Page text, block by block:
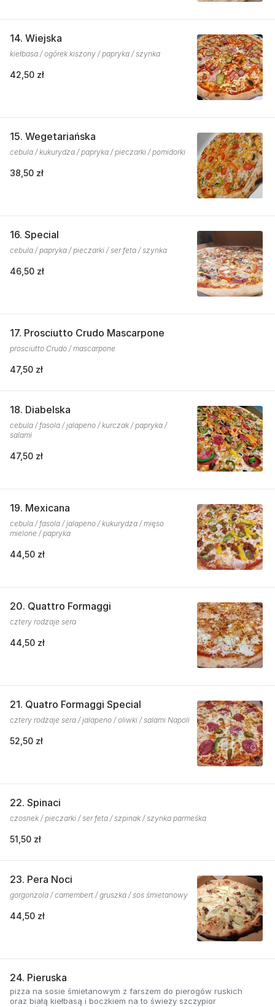
14. Wiejska
kiełbasa / ogórek kiszony / papryka / szynka
42,50 zł
15. Wegetariańska
cebula / kukurydza / papryka / pieczarki / pomidorki
38,50 zł
16. Special
cebula / papryka / pieczarki / ser feta / szynka
46,50 zł
17. Prosciutto Crudo Mascarpone
prosciutto Crudo / mascarpone
47,50 zł
18. Diabelska
cebula / fasola / jalapeno / kurczak / papryka /
salami
47,50 zł
19. Mexicana
cebula / fasola / jalapeno / kukurydza / mięso
mielone / papryka
44,50 zł
20. Quattro Formaggi
cztery rodzaje sera
44,50 zł
21. Quatro Formaggi Special
cztery rodzaje sera / jalapeno / oliwki / salami Napoli
52,50 zł
22. Spinaci
czosnek / pieczarki / ser feta / szpinak / szynka parmeśka
51,50 zł
23. Pera Noci
gorgonzola / camembert / gruszka / sos śmietanowy
44,50 zł
24. Pieruska
pizza na sosie śmietanowym z farszem do pierogów ruskich
oraz białą kiełbasą i boczkiem na to świeży szczypior